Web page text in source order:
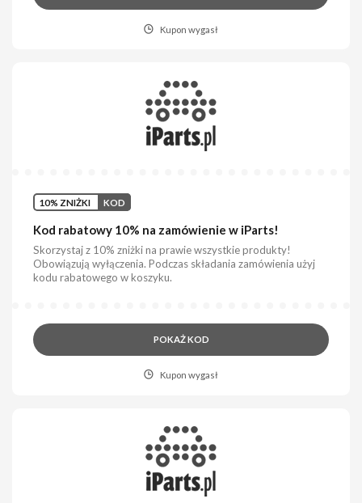
Kupon wygasł
10% ZNIŻKI KOD
Kod rabatowy 10% na zamówienie w iParts!
Skorzystaj z 10% zniżki na prawie wszystkie produkty!
Obowiązują wyłączenia. Podczas składania zamówienia użyj
kodu rabatowego w koszyku.
POKAŻ KOD
Kupon wygasł